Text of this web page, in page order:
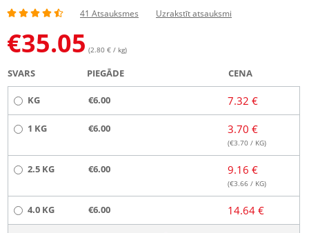
41 Atsauksmes Uzrakstīt atsauksmi
€35.05 (2.80 € / kg)
SVARS PIEGĀDE CENA
KG €6.00 7.32 €
1 KG €6.00 3.70 €
(€3.70 / KG)
2.5 KG €6.00 9.16 €
(€3.66 / KG)
4.0 KG €6.00 14.64 €